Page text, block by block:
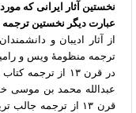
نخستین آثار ایرانی که
عبارت دیگر نخستین ترجمه
ترجمه منظومۀ ویس و
در قرن ۱۳ از
عبدالله محمد بن موسی
قرن ۱۳ از ترجمه